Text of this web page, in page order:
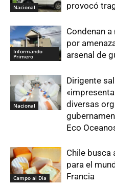
Nacional
provocó
Informando
Primero
Condenan
por
arsenal de
Nacional
Dirigente
diversas
Eco
Campo al Día
Chile busca
para el
Francia